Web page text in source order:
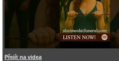
Přejít na videa